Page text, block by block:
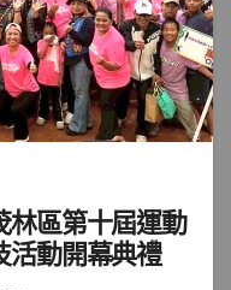
林區第十屆運動
活動開幕典禮